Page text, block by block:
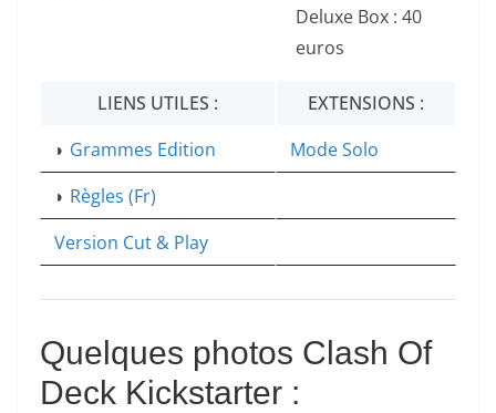
Deluxe Box : 40
euros
LIENS UTILES :
EXTENSIONS :
◗ Grammes Edition
Mode Solo
◗ Règles (Fr)
Version Cut & Play
Quelques photos Clash Of
Deck Kickstarter :